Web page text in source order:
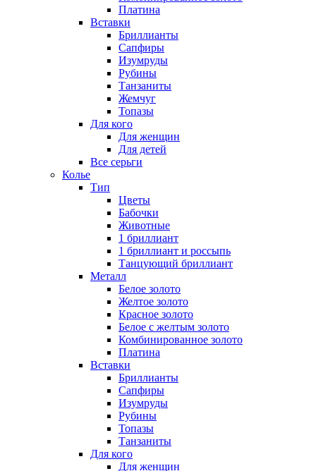
Платина
Вставки
Бриллианты
Сапфиры
Изумруды
Рубины
Танзаниты
Жемчуг
Топазы
Для кого
Для женщин
Для детей
Все серьги
Колье
Тип
Цветы
Бабочки
Животные
1 бриллиант
1 бриллиант и россыпь
Танцующий бриллиант
Металл
Белое золото
Желтое золото
Красное золото
Белое с желтым золото
Комбинированное золото
Платина
Вставки
Бриллианты
Сапфиры
Изумруды
Рубины
Топазы
Танзаниты
Для кого
Для женщин